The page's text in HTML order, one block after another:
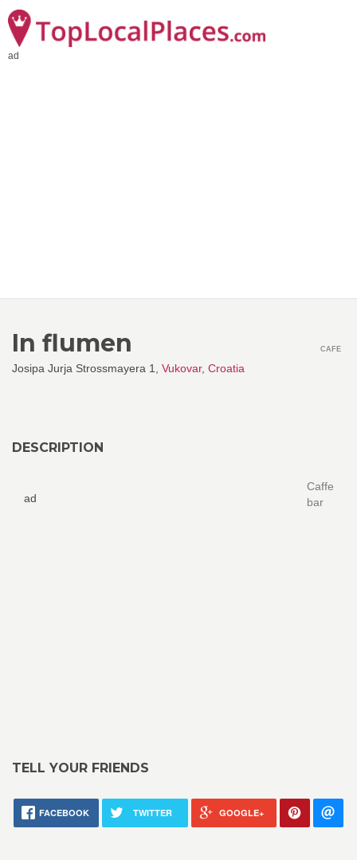
ad
In flumen
Josipa Jurja Strossmayera 1, Vukovar, Croatia
CAFE
DESCRIPTION
ad
Caffe
bar
TELL YOUR FRIENDS
FACEBOOK TWITTER GOOGLE+